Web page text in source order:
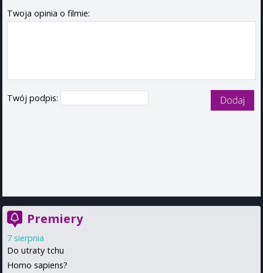
Twoja opinia o filmie:
Twój podpis:
Premiery
7 sierpnia
Do utraty tchu
Homo sapiens?